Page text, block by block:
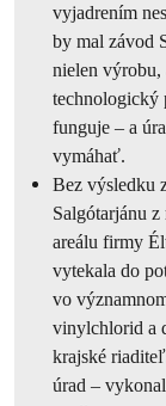
vyjadrením
by mal závod
nielen výrobu,
technologický
funguje – a
vymáhať.
Bez výsledku
Salgótarjánu
areálu firmy
vytekala do
vo
vinylchlorid a
krajské
úrad –